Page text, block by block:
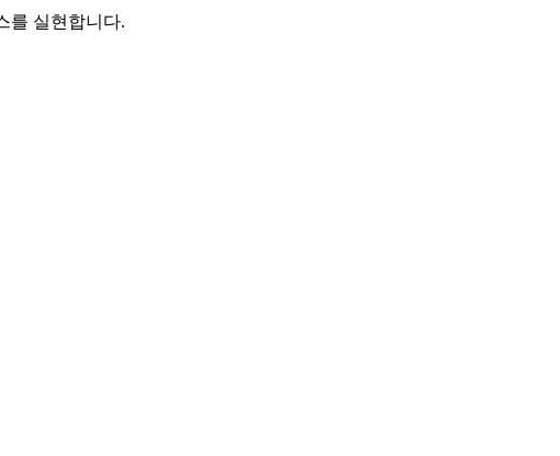
를 실현합니다.